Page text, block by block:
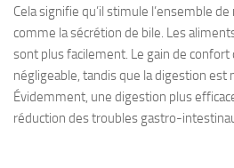
Cela signifie qu’il stimule l’ensemble
comme la sécrétion de bile. Les
sont plus facilement. Le gain de confort
négligeable, tandis que la digestion
Évidemment, une digestion plus
réduction des troubles gastro-